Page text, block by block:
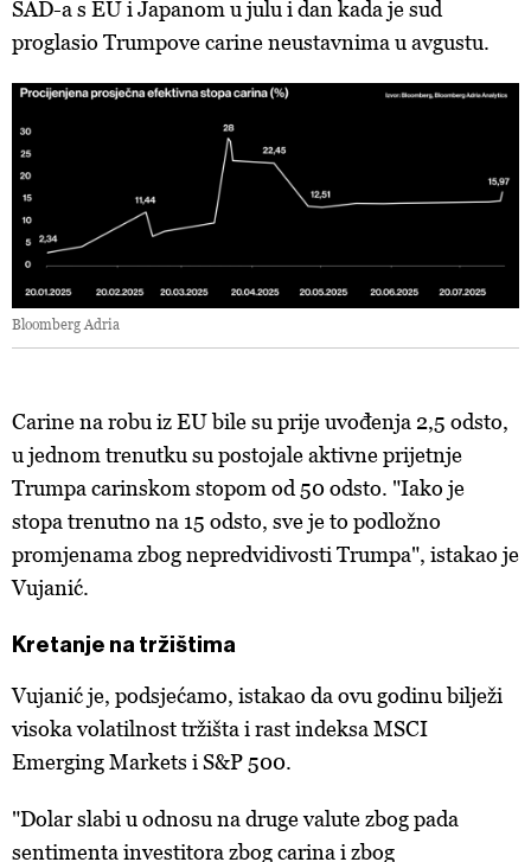
SAD-a s EU i Japanom u julu i dan kada je sud
proglasio Trumpove carine neustavnima u avgustu.
Bloomberg Adria
Carine na robu iz EU bile su prije uvođenja 2,5 odsto,
u jednom trenutku su postojale aktivne prijetnje
Trumpa carinskom stopom od 50 odsto. "Iako je
stopa trenutno na 15 odsto, sve je to podložno
promjenama zbog nepredvidivosti Trumpa", istakao je
Vujanić.
Kretanje na tržištima
Vujanić je, podsjećamo, istakao da ovu godinu bilježi
visoka volatilnost tržišta i rast indeksa MSCI
Emerging Markets i S&P 500.
"Dolar slabi u odnosu na druge valute zbog pada
sentimenta investitora zbog carina i zbog